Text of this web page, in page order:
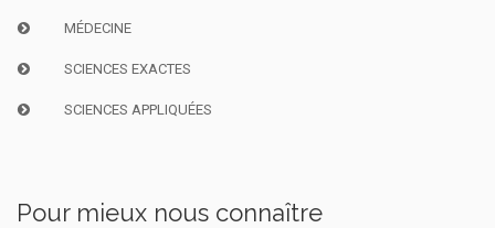
MÉDECINE
SCIENCES EXACTES
SCIENCES APPLIQUÉES
Pour mieux nous connaître